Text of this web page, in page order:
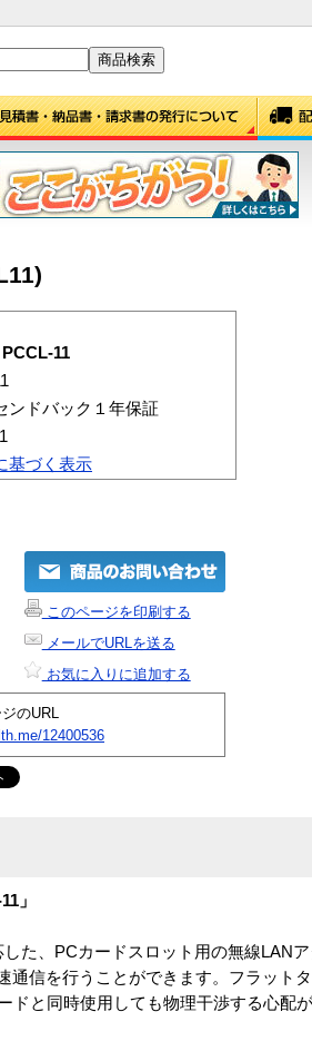
11
ンドバック１年保証
基づく表示
このページを印刷する
メールでURLを送る
お気に入りに追加する
のURL
12400536
」
た、PCカードスロット用の無線LANア
通信を行うことができます。フラット
ドと同時使用しても物理干渉する心配